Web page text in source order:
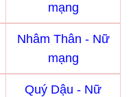
mạng
Nhâm Thân - Nữ
mạng
Quý Dậu - Nữ